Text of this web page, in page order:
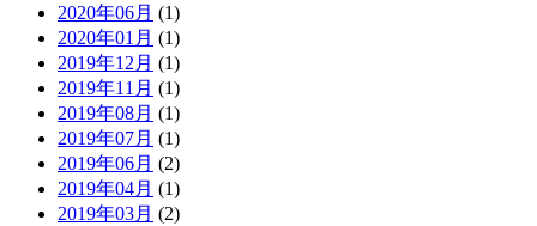
2020年06月 (1)
2020年01月 (1)
2019年12月 (1)
2019年11月 (1)
2019年08月 (1)
2019年07月 (1)
2019年06月 (2)
2019年04月 (1)
2019年03月 (2)